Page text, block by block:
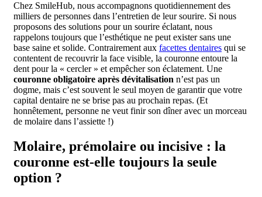
Chez SmileHub, nous accompagnons quotidiennement des
milliers de personnes dans l’entretien de leur sourire. Si nous
proposons des solutions pour un sourire éclatant, nous
rappelons toujours que l’esthétique ne peut exister sans une
base saine et solide. Contrairement aux facettes dentaires qui se
contentent de recouvrir la face visible, la couronne entoure la
dent pour la « cercler » et empêcher son éclatement. Une
couronne obligatoire après dévitalisation n’est pas un
dogme, mais c’est souvent le seul moyen de garantir que votre
capital dentaire ne se brise pas au prochain repas. (Et
honnêtement, personne ne veut finir son dîner avec un morceau
de molaire dans l’assiette !)
Molaire, prémolaire ou incisive : la
couronne est-elle toujours la seule
option ?